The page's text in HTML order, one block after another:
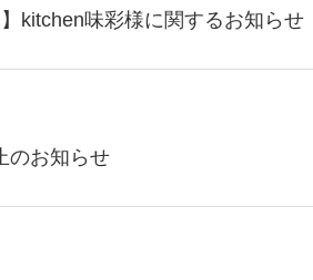
kitchen味彩様に関するお知らせ
のお知らせ